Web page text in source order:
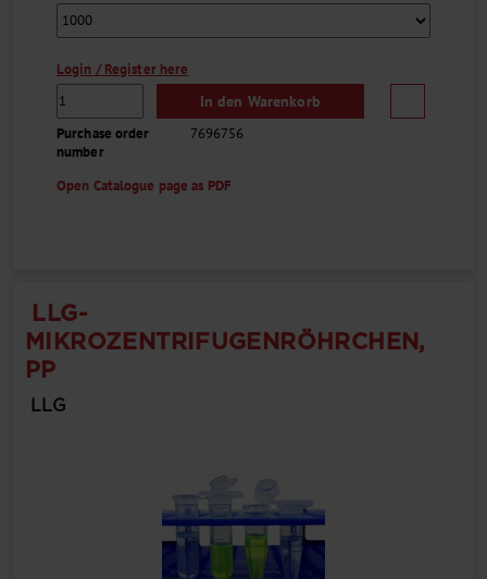
Login / Register here
In den Warenkorb
Purchase order
number
7696756
Open Catalogue page as PDF
LLG-
MIKROZENTRIFUGENRÖHRCHEN,
PP
LLG